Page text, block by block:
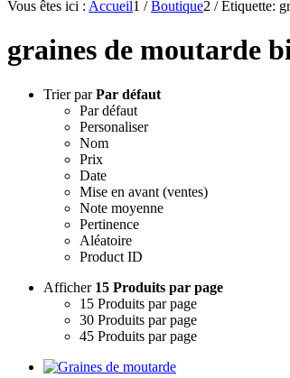
Vous êtes ici : Accueil1 / Boutique2 / Etiquette:
graines de moutarde
Trier parPar défaut
Par défaut
Personaliser
Nom
Prix
Date
Mise en avant (ventes)
Note moyenne
Pertinence
Aléatoire
Product ID
Afficher 15 Produits par page
15 Produits par page
30 Produits par page
45 Produits par page